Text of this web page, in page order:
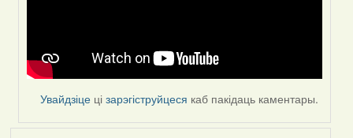
Увайдзіце цізарэгіструйцеся каб пакідаць каментары.